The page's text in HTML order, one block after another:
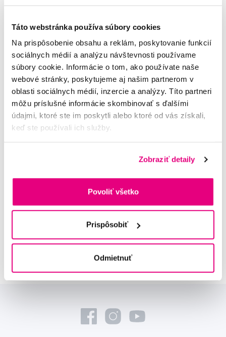
Táto webstránka používa súbory cookies
Na prispôsobenie obsahu a reklám, poskytovanie funkcií
sociálnych médií a analýzu návštevnosti používame
súbory cookie. Informácie o tom, ako používate naše
webové stránky, poskytujeme aj našim partnerom v
oblasti sociálnych médií, inzercie a analýzy. Títo partneri
môžu príslušné informácie skombinovať s ďalšími
údajmi, ktoré ste im poskytli alebo ktoré od vás získali,
keď ste používali ich služby.
Zobraziť detaily
Povoliť všetko
Prispôsobiť
Odmietnuť
Hodnocení
Potřebujete poradit?
Napište našim odborníkům
MUDr. Alena Krugová
odborná konzultácia dentálnej
Lucie Vokůrková
starostlivosti